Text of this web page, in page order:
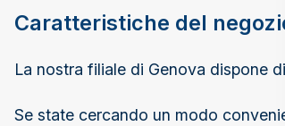
Caratteristiche del
La nostra filiale di Genova dispone
Se state cercando un modo